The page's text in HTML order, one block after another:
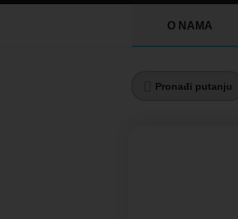
O NAMA
Pronađi putanju